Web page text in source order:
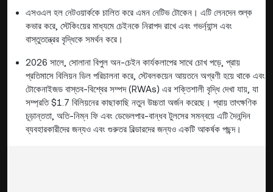
এসওএল হল নেটওয়ার্ককে চালিত করে এমন নেটিভ টোকেন। এটি লেনদেন শুল্ক
কভার করে, স্টেকিংয়ের মাধ্যমে চেইনকে নিরাপদ রাখে এবং গভর্ন্যান্স এবং
বাস্তুতন্ত্রের বৃদ্ধিকে সমর্থন করে।
2026 সালে, সোলানা বিপুল অন-চেইন কার্যকলাপের সাথে চোখ পড়ে, প্রায়
প্রতিমাসে বিলিয়ন ডিল পরিচালনা করে, স্টেবলকয়েন আয়তনে অগ্রণী হয়ে থাকে এবং
টোকেনাইজড বাস্তব-বিশ্বের সম্পদ (RWAs) এর শক্তিশালী বৃদ্ধি দেখা যায়, যা
সম্প্রতি $1.7 বিলিয়নের কাছাকাছি নতুন উচ্চতা অর্জন করেছে। প্রায় তাৎক্ষণিক
চূড়ান্ততা, অতি-নিম্ন ফি এবং ডেভেলপার-বান্ধব টুলসের সমন্বয়ে এটি দৈনন্দিন
ব্যবহারকারীদের জন্যও এবং গুরুতর বিল্ডারদের জন্যও একটি আকর্ষক পছন্দ।